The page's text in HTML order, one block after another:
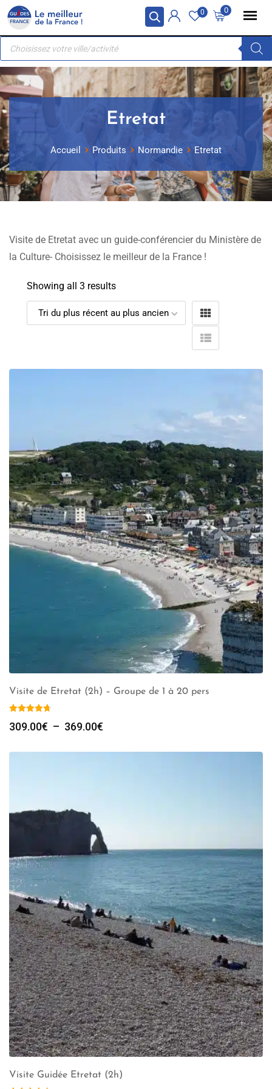
Panneau de gestion des cookies
Skip
content
0
0
Recherche
produits
Etretat
Accueil Produits Normandie Etretat
Visite de Etretat avec un guide-conférencier du Ministère de
la Culture- Choisissez le meilleur de la France !
Showing all 3 results
Visite de Etretat (2h) – Groupe de 1 à 20 pers
309.00€ – 369.00€
prix :
Visite Guidée Etretat (2h)